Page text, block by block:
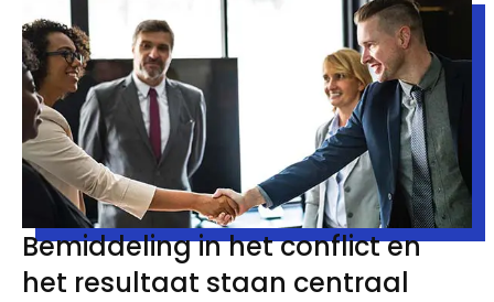
Bemiddeling in het conflict en
het resultaat staan centraal